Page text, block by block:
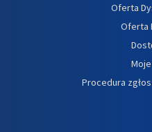
Oferta
Oferta
Procedura